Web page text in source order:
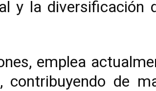
y la diversificación
emplea
de